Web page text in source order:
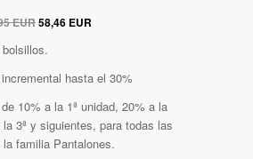
EUR58,46 EUR
hasta el 30%
10% a la 1ª unidad, 20% a la
3ª y siguientes, para todas las
la familia Pantalones.